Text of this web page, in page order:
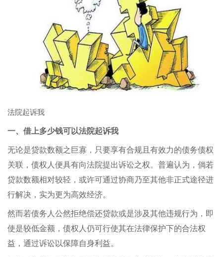
法院起诉我
一、借上多少钱可以法院起诉我
无论是贷款数额之巨寡，只要享有合规且有效力的债务债权
关联，债权人便具有向法院提出诉讼之权。普遍认为，倘若
贷款数额相对较轻，或许可通过协商乃至其他非正式途径进
行解决，实为更为高效经济。
然而若债务人公然拒绝偿还贷款或是涉及其他违规行为，即
使是较低金额，债权人仍可行使其在法律保护下的合法权
益，通过诉讼以保障自身利益。